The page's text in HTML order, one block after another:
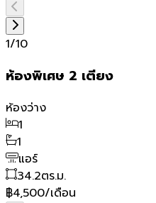
1/10
ห้องพิเศษ 2 เตียง
ห้องว่าง
1
1
แอร์
34.2ตร.ม.
฿4,500/เดือน